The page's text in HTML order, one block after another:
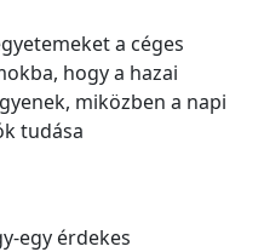
a céges
hogy a hazai
miközben a napi
tudása
egy érdekes